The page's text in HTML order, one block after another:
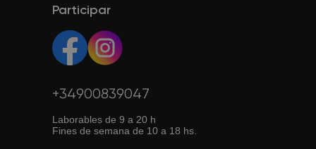
Participar
+34900839047
Laborables de 9 a 20 h
Fines de semana de 10 a 18 hs.